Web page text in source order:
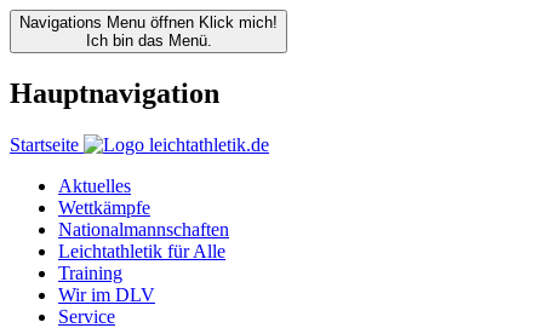
Navigations Menu öffnen Klick mich!
Ich bin das Menü.
Hauptnavigation
Startseite
Aktuelles
Wettkämpfe
Nationalmannschaften
Leichtathletik für Alle
Training
Wir im DLV
Service